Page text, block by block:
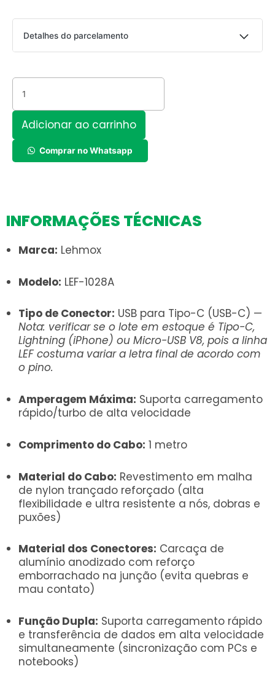
Detalhes do parcelamento
Sem
Fio
Bass
360°
Surround
300Mah
LEHMOX
LEF-
1028A
Adicionar ao carrinho
Comprar no Whatsapp
INFORMAÇÕES TÉCNICAS
Marca: Lehmox
Modelo: LEF-1028A
Tipo de Conector: USB para Tipo-C (USB-C) —
Nota: verificar se o lote em estoque é Tipo-C,
Lightning (iPhone) ou Micro-USB V8, pois a linha
LEF costuma variar a letra final de acordo com
o pino.
Amperagem Máxima: Suporta carregamento
rápido/turbo de alta velocidade
Comprimento do Cabo: 1 metro
Material do Cabo: Revestimento em malha
de nylon trançado reforçado (alta
flexibilidade e ultra resistente a nós, dobras e
puxões)
Material dos Conectores: Carcaça de
alumínio anodizado com reforço
emborrachado na junção (evita quebras e
mau contato)
Função Dupla: Suporta carregamento rápido
e transferência de dados em alta velocidade
simultaneamente (sincronização com PCs e
notebooks)